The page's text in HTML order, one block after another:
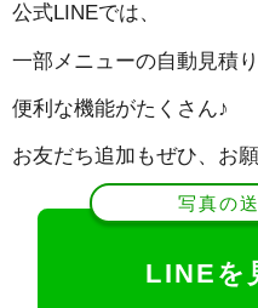
公式LINEでは、
一部メニューの自動見積
便利な機能がたくさん♪
お友だち追加もぜひ、お
写真の
LINEを